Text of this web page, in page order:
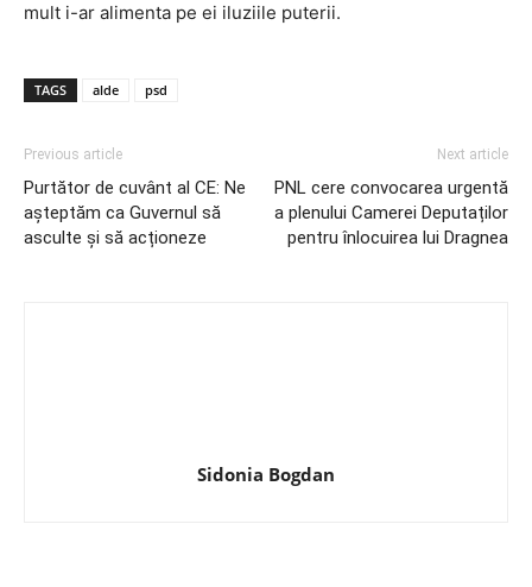
mult i-ar alimenta pe ei iluziile puterii.
TAGS alde psd
Previous article
Purtător de cuvânt al CE: Ne
așteptăm ca Guvernul să
asculte și să acționeze
Next article
PNL cere convocarea urgentă
a plenului Camerei Deputaților
pentru înlocuirea lui Dragnea
Sidonia Bogdan